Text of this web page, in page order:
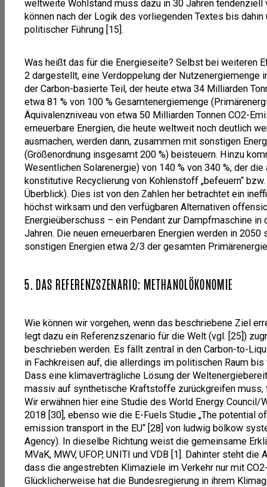
weltweite Wohlstand muss dazu in 30 Jahren
können nach der Logik des vorliegenden Textes bis
politischer Führung [15].
Was heißt das für die Energieseite? Selbst bei weiteren
2 dargestellt, eine Verdoppelung der Nutzenergiemenge
der Carbon-basierte Teil, der heute etwa 34 Milliarden
etwa 81 % von 100 % Gesamtenergiemenge
Äquivalenzniveau von etwa 50 Milliarden Tonnen CO2-
erneuerbare Energien, die heute weltweit noch deutlich
ausmachen, werden dann, zusammen mit sonstigen
(Größenordnung insgesamt 200 %) beisteuern. Hinzu
Wesentlichen Solarenergie) von 140 % von 340 %, der
konstitutive Recyclierung von Kohlenstoff „befeuern“
Überblick). Dies ist von den Zahlen her betrachtet ein
höchst wirksam und den verfügbaren Alternativen
Energieüberschuss – ein Pendant zur Dampfmaschine in
Jahren. Die neuen erneuerbaren Energien werden in
sonstigen Energien etwa 2/3 der gesamten
5. DAS REFERENZSZENARIO: METHANOLÖKONOMIE
Wie können wir vorgehen, wenn das beschriebene Ziel
legt dazu ein Referenzszenario für die Welt (vgl. [25])
beschrieben werden. Es fällt zentral in den Carbon-to-
in Fachkreisen auf, die allerdings im politischen Raum
Dass eine klimaverträgliche Lösung der
massiv auf synthetische Kraftstoffe zurückgreifen
Wir erwähnen hier eine Studie des World Energy
2018 [30], ebenso wie die E-Fuels Studie „The potential
emission transport in the EU“ [28] von ludwig bölkow
Agency). In dieselbe Richtung weist die gemeinsame
MVaK, MWV, UFOP, UNITI und VDB [1]. Dahinter steht
dass die angestrebten Klimaziele im Verkehr nur mit
Glücklicherweise hat die Bundesregierung in ihrem